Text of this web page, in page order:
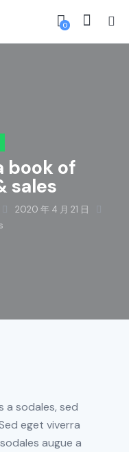
0
book of
sales
2020 年 4 月 21 日
a sodales, sed
eget viverra
augue a